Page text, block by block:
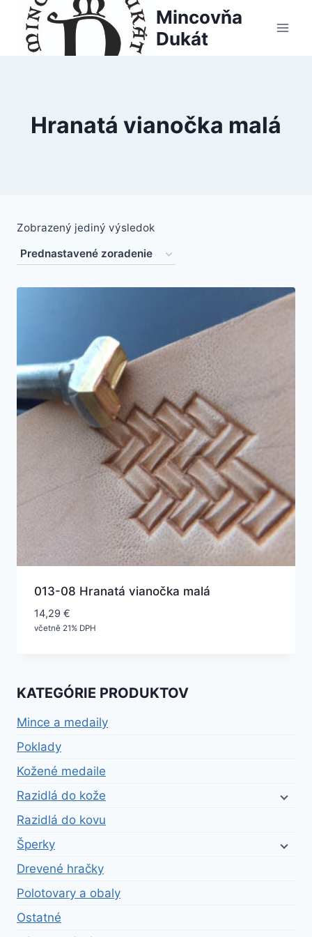
content
Mincovňa
Dukát
Hranatá vianočka malá
Zobrazený jediný výsledok
013-08 Hranatá vianočka malá
14,29 €
včetně 21% DPH
KATEGÓRIE PRODUKTOV
Mince a medaily
Poklady
Kožené medaile
Razidlá do kože
Razidlá do kovu
Šperky
Drevené hračky
Polotovary a obaly
Ostatné